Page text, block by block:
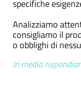
specifiche
Analizziamo
consigliamo il
o obblighi di
In media